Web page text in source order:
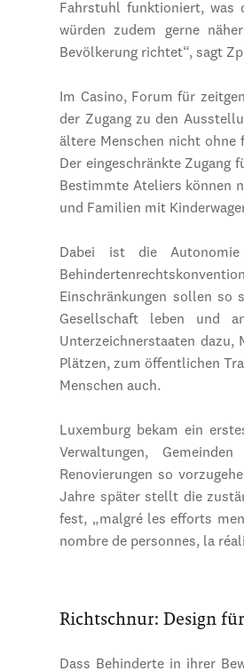
Fahrstuhl funktioniert,
würden zudem gerne
Bevölkerung richtet“, sagt
Im Casino, Forum für
der Zugang zu den
ältere Menschen nicht
Der eingeschränkte Zugang
Bestimmte Ateliers können
und Familien mit
Dabei ist die
Einschränkungen sollen so
Gesellschaft leben und
Unterzeichnerstaaten dazu,
Plätzen, zum öffentlichen
Menschen auch.
Luxemburg bekam ein
Verwaltungen,
Renovierungen so
Jahre später stellt die
fest, „malgré les efforts
nombre de personnes, la
Richtschnur: Design
Dass Behinderte in ihrer